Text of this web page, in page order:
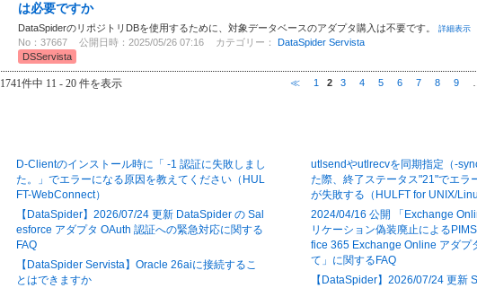
は必要ですか
DataSpiderのリポジトリDBを使用するために、対象データベースのアダプタ購入は不要です。 詳細表示
No：37667 公開日時：2025/05/26 07:16 カテゴリー： DataSpider Servista
DSServista
1741件中 11 - 20 件を表示 ≪ 1 2 3 4 5 6 7 8 9
D-Clientのインストール時に「 -1 認証に失敗しまし
た。」でエラーになる原因を教えてください（HUL
FT-WebConnect）
【DataSpider】2026/07/24 更新 DataSpider の Sal
esforce アダプタ OAuth 認証への緊急対応に関する
FAQ
【DataSpider Servista】Oracle 26aiに接続するこ
とはできますか
utlsendやutlrecvを同期指定（-
た際、終了ステータス"21"でエラ
が失敗する（HULFT for UNIX/
2024/04/16 公開 「Exchange
リケーション偽装廃止による
fice 365 Exchange Online アダプ
て」に関するFAQ
【DataSpider】2026/07/24 更新